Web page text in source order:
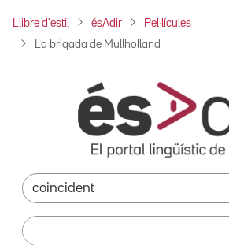
Llibre d'estil ésAdir Pel·lícules
La brigada de Mullholland